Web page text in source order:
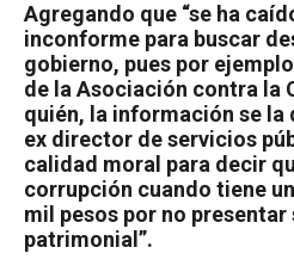
Agregando que “se ha
inconforme para buscar
gobierno, pues por
de la Asociación contra la
quién, la información se la
ex director de servicios
calidad moral para decir
corrupción cuando tiene
mil pesos por no
patrimonial”.